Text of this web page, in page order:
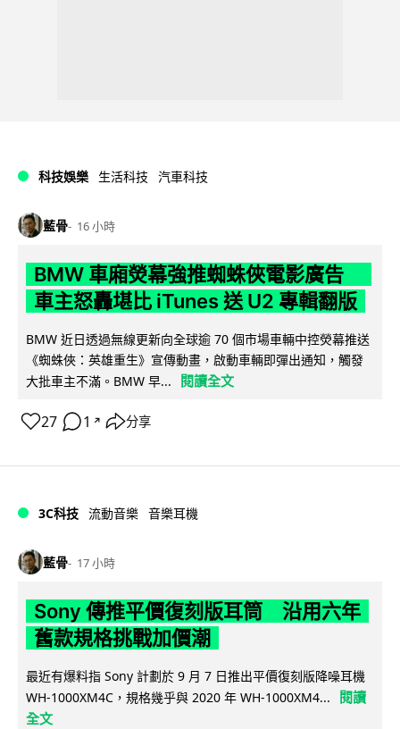
科技娛樂 生活科技 汽車科技
藍骨 16 小時
BMW 車廂熒幕強推蜘蛛俠電影廣告
車主怒轟堪比 iTunes 送 U2 專輯翻版
BMW 近日透過無線更新向全球逾 70 個市場車輛中控熒幕推送
《蜘蛛俠：英雄重生》宣傳動畫，啟動車輛即彈出通知，觸發
大批車主不滿。BMW 早...
閱讀全文
27 1 ↗ 分享
3C科技 流動音樂 音樂耳機
藍骨 17 小時
Sony 傳推平價復刻版耳筒 沿用六年
舊款規格挑戰加價潮
最近有爆料指 Sony 計劃於 9 月 7 日推出平價復刻版降噪耳機
WH-1000XM4C，規格幾乎與 2020 年 WH-1000XM4...
閱讀
全文